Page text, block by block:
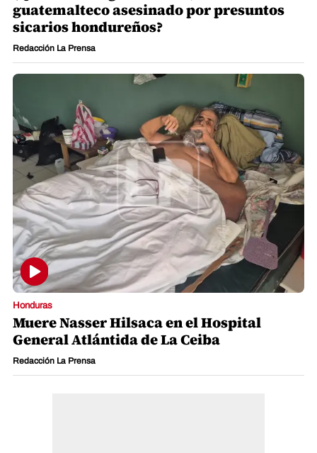
guatemalteco asesinado por presuntos
sicarios hondureños?
Redacción La Prensa
Honduras
Muere Nasser Hilsaca en el Hospital
General Atlántida de La Ceiba
Redacción La Prensa